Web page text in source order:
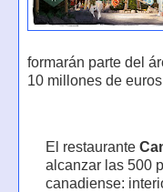
formarán parte del
10 millones de
El restaurante
alcanzar las 500
canadiense: